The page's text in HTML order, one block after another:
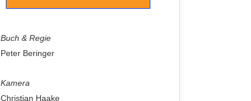
Buch & Regie
Peter Beringer
Kamera
Christian Haake